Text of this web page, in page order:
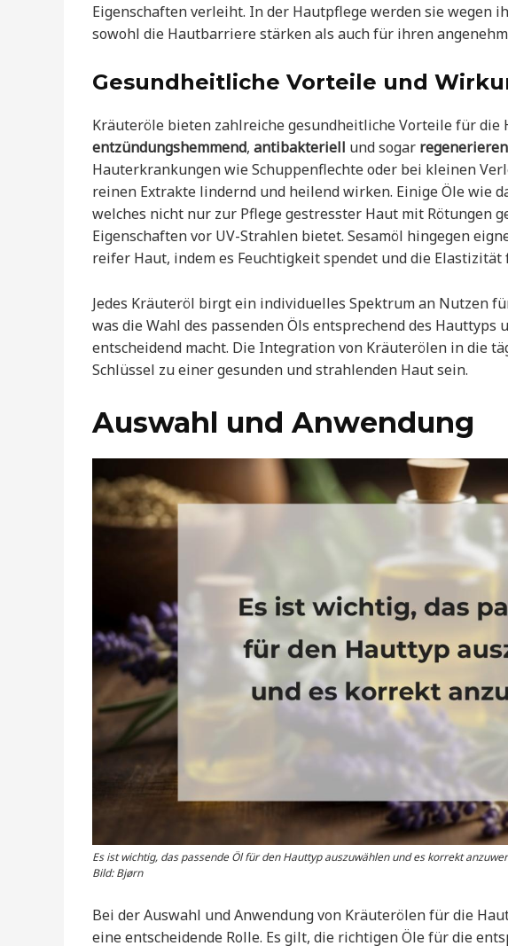
Eigenschaften verleiht. In der Hautpflege werden sie wegen
sowohl die Hautbarriere stärken als auch für ihren
Gesundheitliche Vorteile und
Kräuteröle bieten zahlreiche gesundheitliche Vorteile für
entzündungshemmend, antibakteriell und sogar
Hauterkrankungen wie Schuppenflechte oder bei kleinen
reinen Extrakte lindernd und heilend wirken. Einige Öle wie
welches nicht nur zur Pflege gestresster Haut mit Rötungen
Eigenschaften vor UV-Strahlen bietet. Sesamöl hingegen
reifer Haut, indem es Feuchtigkeit spendet und die Elastizität
Jedes Kräuteröl birgt ein individuelles Spektrum an Nutzen
was die Wahl des passenden Öls entsprechend des Hauttyps
entscheidend macht. Die Integration von Kräuterölen in die
Schlüssel zu einer gesunden und strahlenden Haut sein.
Auswahl und Anwendung
Es ist wichtig, das passende Öl für den Hauttyp auszuwählen und es korrekt
Bild: Bjørn
Bei der Auswahl und Anwendung von Kräuterölen für die
eine entscheidende Rolle. Es gilt, die richtigen Öle für die